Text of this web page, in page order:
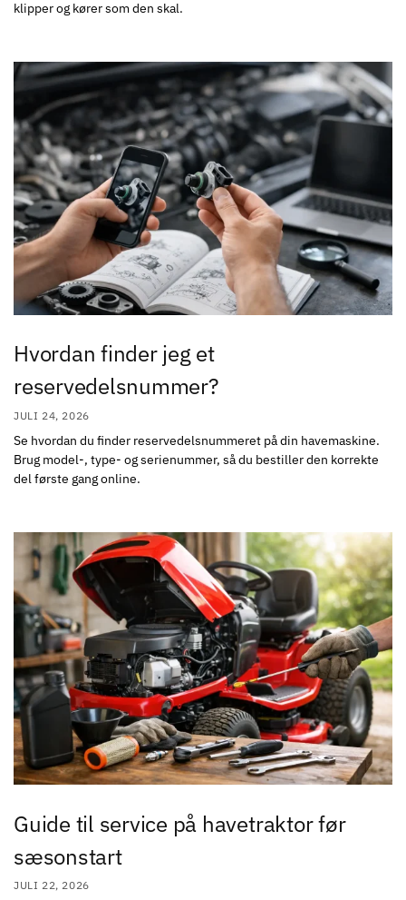
klipper og kører som den skal.
Hvordan finder jeg et
reservedelsnummer?
JULI 24, 2026
Se hvordan du finder reservedelsnummeret på din havemaskine.
Brug model-, type- og serienummer, så du bestiller den korrekte
del første gang online.
Guide til service på havetraktor før
sæsonstart
JULI 22, 2026